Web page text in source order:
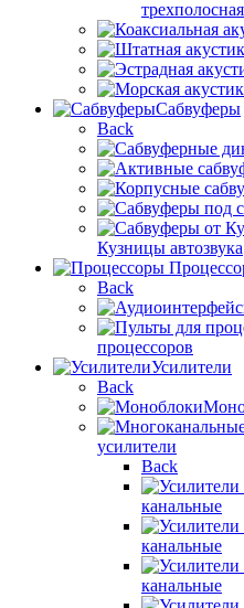
трехполосная
Сабвуферы
Back
Кузницы автозвука
Back
процессоров
Усилители
Back
усилители
Back
канальные
канальные
канальные